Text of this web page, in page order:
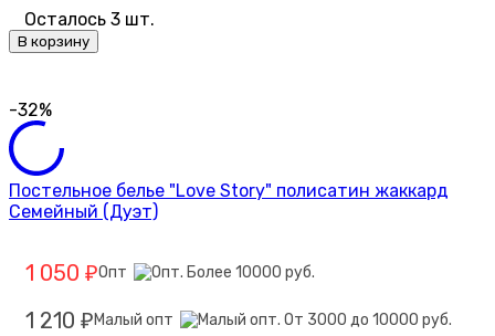
Осталось 3 шт.
В корзину
-32%
Постельное белье "Love Story" полисатин жаккард
Семейный (Дуэт)
1 050 ₽Опт
1 210 ₽ Малый опт